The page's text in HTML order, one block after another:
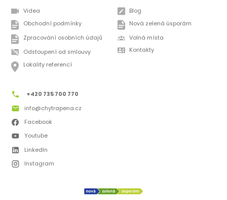
Videa
Obchodní podmínky
Zpracování osobních údajů
Odstoupení od smlouvy
Lokality referencí
Blog
Nová zelená úsporám
Volná místa
Kontakty
+420 735 700 770
info@chytrapena.cz
Facebook
Youtube
LinkedIn
Instagram